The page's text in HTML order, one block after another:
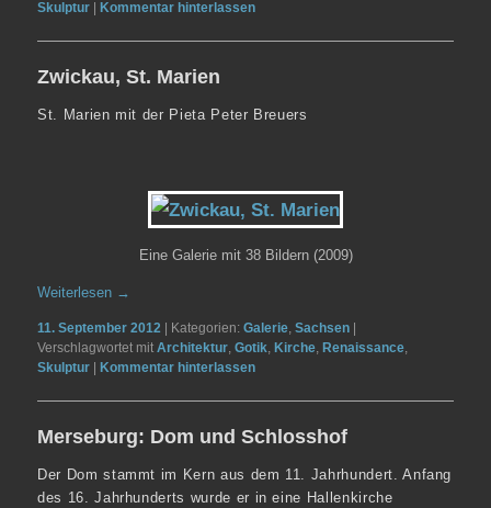
Skulptur Kommentar hinterlassen
Zwickau, St. Marien
St. Marien mit der Pieta Peter Breuers
Eine Galerie mit 38 Bildern (2009)
Weiterlesen →
11. September 2012 | Kategorien:Galerie ,Sachsen |
Verschlagwortet mit Architektur ,Gotik ,Kirche ,Renaissance
Skulptur |Kommentar hinterlassen
Merseburg: Dom und Schlosshof
Der Dom stammt im Kern aus dem 11. Jahrhundert. Anfang
des 16. Jahrhunderts wurde er in eine Hallenkirche